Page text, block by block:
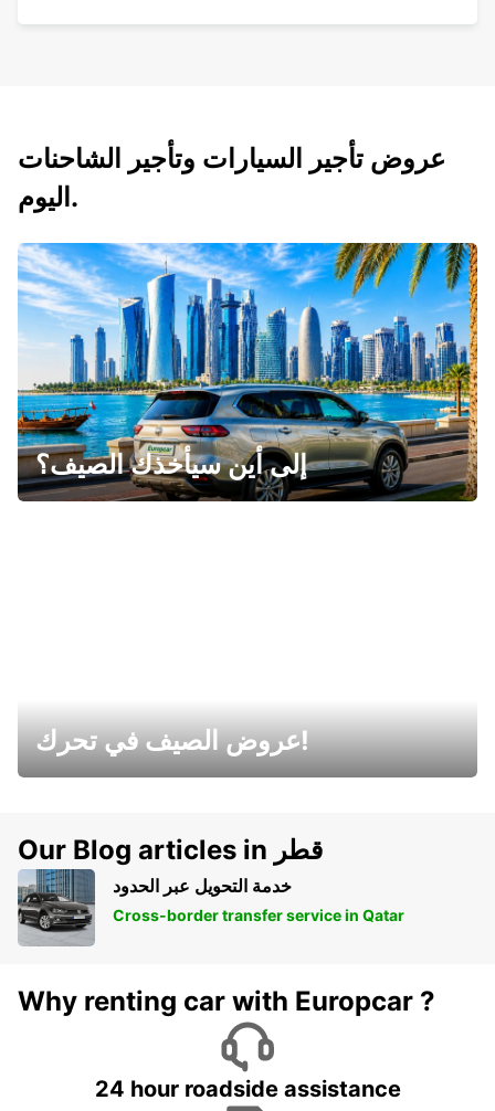
عروض تأجير السيارات وتأجير الشاحنات
اليوم.
إلى أين سيأخذك الصيف؟
عروض الصيف في تحرك!
Our Blog articles in قطر
خدمة التحويل عبر الحدود
Cross-border transfer service in Qatar
Why renting car with Europcar ?
24 hour roadside assistance